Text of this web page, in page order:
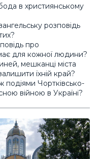
в християнському
розповідь
про
для кожної людини?
мешканці міста
їхній край?
подіями Чортківсько-
війною в Україні?